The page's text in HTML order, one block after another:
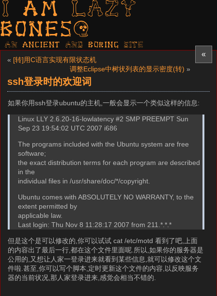
I am LAZY
bones?
AN ancient AND boring SITE
«
« [转]用C语言实现有限状态机
调整Eclipse中树状列表的显示密度(转) »
ssh登录时的欢迎词
如果你用ssh登录ubuntu的主机,一般会显示一个类似这样的信息:
Linux LLY 2.6.20-16-lowlatency #2 SMP PREEMPT Sun
Sep 23 19:54:02 UTC 2007 i686
The programs included with the Ubuntu system are free
software;
the exact distribution terms for each program are described
in the
individual files in /usr/share/doc/*/copyright.
Ubuntu comes with ABSOLUTELY NO WARRANTY, to the
extent permitted by
applicable law.
Last login: Thu Nov 8 11:28:17 2007 from 211.*.*.*
但是这个是可以修改的,你可以试试 cat /etc/motd 看到了吧,上面
的内容出了最后一行,都在这个文件里面呢.所以,如果你的服务器是
公用的,又想让人家一登录进来就看到某些信息,就可以修改这个文
件啦.甚至,你可以写个脚本,定时更新这个文件的内容,以反映服务
器的当前状况,那人家登录进来,感觉会相当不错的.